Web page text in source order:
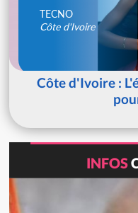
TECNO
Côte d'Ivoire
Côte d'Ivoire :
INFOS